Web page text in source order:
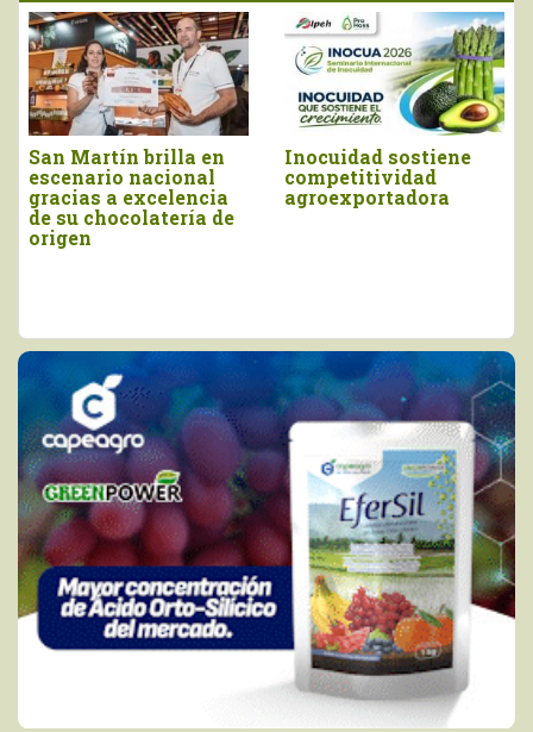
San Martín brilla en
escenario nacional
gracias a excelencia
de su chocolatería de
origen
Inocuidad sostiene
competitividad
agroexportadora